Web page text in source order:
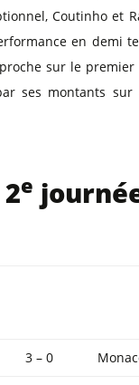
Coutinho et
en demi
sur le
ses montants
e
3 – 0